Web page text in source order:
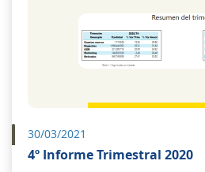
30/03/2021
4º Informe Trimestral 2020